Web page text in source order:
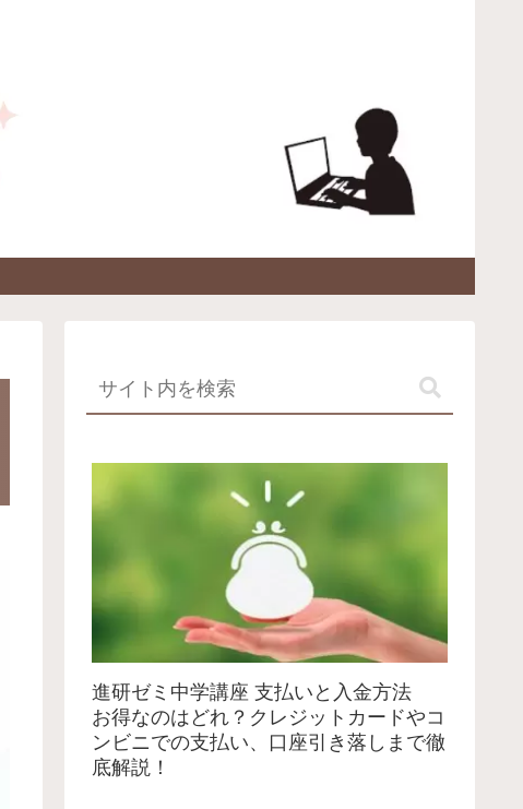
進研ゼミ中学講座 支払いと入金方法
お得なのはどれ？クレジットカードやコ
ンビニでの支払い、口座引き落しまで徹
底解説！